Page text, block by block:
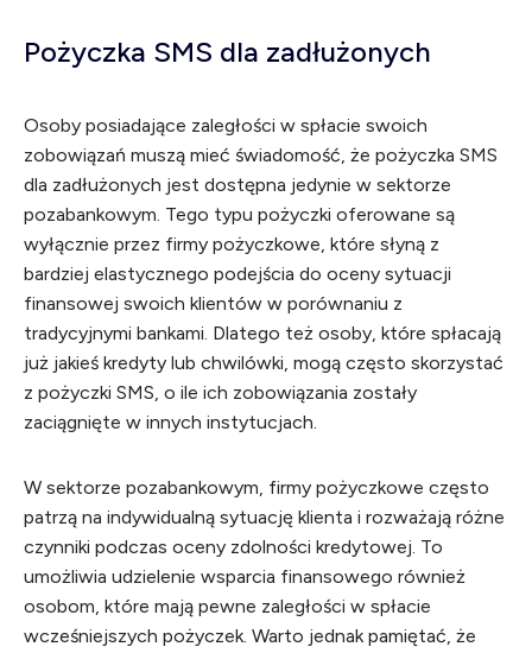
Pożyczka SMS dla zadłużonych
Osoby posiadające zaległości w spłacie swoich
zobowiązań muszą mieć świadomość, że pożyczka SMS
dla zadłużonych jest dostępna jedynie w sektorze
pozabankowym. Tego typu pożyczki oferowane są
wyłącznie przez firmy pożyczkowe, które słyną z
bardziej elastycznego podejścia do oceny sytuacji
finansowej swoich klientów w porównaniu z
tradycyjnymi bankami. Dlatego też osoby, które spłacają
już jakieś kredyty lub chwilówki, mogą często skorzystać
z pożyczki SMS, o ile ich zobowiązania zostały
zaciągnięte w innych instytucjach.
W sektorze pozabankowym, firmy pożyczkowe często
patrzą na indywidualną sytuację klienta i rozważają różne
czynniki podczas oceny zdolności kredytowej. To
umożliwia udzielenie wsparcia finansowego również
osobom, które mają pewne zaległości w spłacie
wcześniejszych pożyczek. Warto jednak pamiętać, że